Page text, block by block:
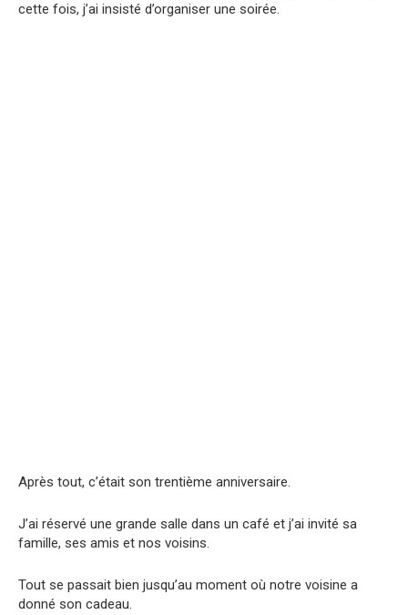
cette fois, j’ai insisté d’organiser une soirée.
Après tout, c’était son trentième anniversaire.
J’ai réservé une grande salle dans un café et j’ai invité sa
famille, ses amis et nos voisins.
Tout se passait bien jusqu’au moment où notre voisine a
donné son cadeau.